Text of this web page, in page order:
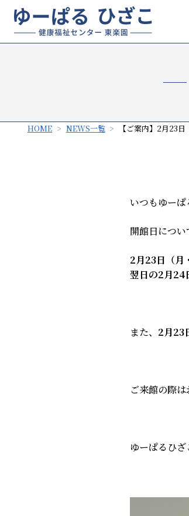
HOME NEWS一覧 【ご案内】2月23
いつもゆーぱ
開館日につい
2月23日（月
翌日の2月24
また、 2月23
ご来館の際は
ゆーぱるひ